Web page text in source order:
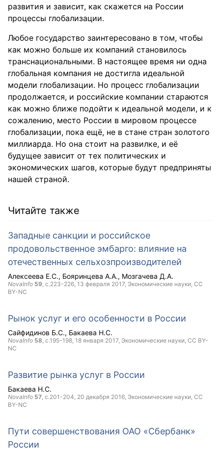
развития и зависит, как скажется на России
процессы глобализации.
Любое государство заинтересовано в том, чтобы
как можно больше их компаний становилось
транснациональными. В настоящее время ни одна
глобальная компания не достигла идеальной
модели глобализации. Но процесс глобализации
продолжается, и российские компании стараются
как можно ближе подойти к идеальной модели, и к
сожалению, место России в мировом процессе
глобализации, пока ещё, не в стане стран золотого
миллиарда. Но она стоит на развилке, и её
будущее зависит от тех политических и
экономических шагов, которые будут предприняты
нашей страной.
Читайте также
Западные санкции и российское
продовольственное эмбарго: влияние на
отечественных сельхозпроизводителей
Алексеева Е.С. Бояринцева А.А. Мозгачева Д.А.
NovaInfo 59, с.223-226, 13 февраля 2017, Экономические науки, CC
BY-NC
Рынок услуг и его особенности в России
Сайфидинов Б.С. Бакаева Н.С.
NovaInfo 58, с.195-198, 18 января 2017, Экономические науки, CC BY-
NC
Развитие рынка услуг в России
Бакаева Н.С.
NovaInfo 57, с.201-204, 20 декабря 2016, Экономические науки, CC
BY-NC
Пути совершенствования ОАО «Сбербанк»
России